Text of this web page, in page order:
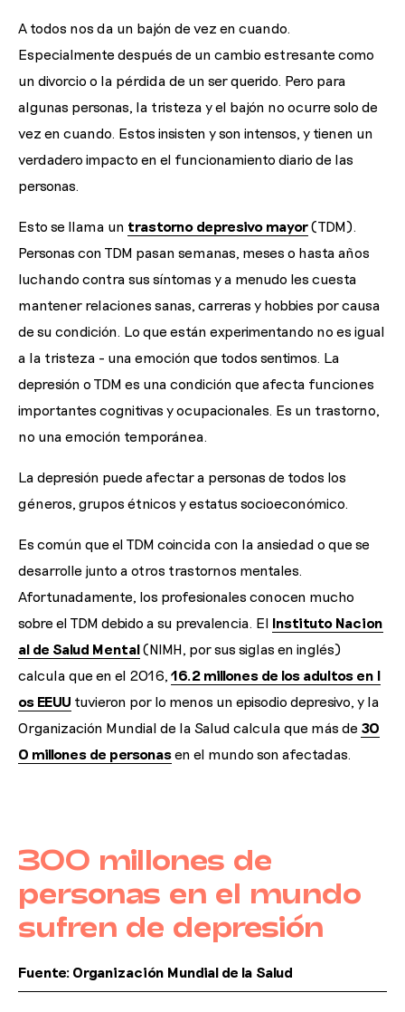
A todos nos da un bajón de vez en cuando.
Especialmente después de un cambio estresante como
un divorcio o la pérdida de un ser querido. Pero para
algunas personas, la tristeza y el bajón no ocurre solo de
vez en cuando. Estos insisten y son intensos, y tienen un
verdadero impacto en el funcionamiento diario de las
personas.
Esto se llama un trastorno depresivo mayor(TDM).
Personas con TDM pasan semanas, meses o hasta años
luchando contra sus síntomas y a menudo les cuesta
mantener relaciones sanas, carreras y hobbies por causa
de su condición. Lo que están experimentando no es igual
a la tristeza - una emoción que todos sentimos. La
depresión o TDM es una condición que afecta funciones
importantes cognitivas y ocupacionales. Es un trastorno,
no una emoción temporánea.
La depresión puede afectar a personas de todos los
géneros, grupos étnicos y estatus socioeconómico.
Es común que el TDM coincida con la ansiedad o que se
desarrolle junto a otros trastornos mentales.
Afortunadamente, los profesionales conocen mucho
sobre el TDM debido a su prevalencia. El Instituto Nacion
al de Salud Mental(NIMH, por sus siglas en inglés)
calcula que en el 2016, 16.2 millones de los adultos en l
os EEUU tuvieron por lo menos un episodio depresivo, y la
Organización Mundial de la Salud calcula que más de 30
0 millones de personasen el mundo son afectadas.
300 millones de
personas en el mundo
sufren de depresión
Fuente: Organización Mundial de la Salud